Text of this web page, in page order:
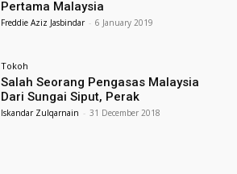
Pertama Malaysia
Freddie Aziz Jasbindar - 6 January 2019
Tokoh
Salah Seorang Pengasas Malaysia
Dari Sungai Siput, Perak
Iskandar Zulqarnain - 31 December 2018